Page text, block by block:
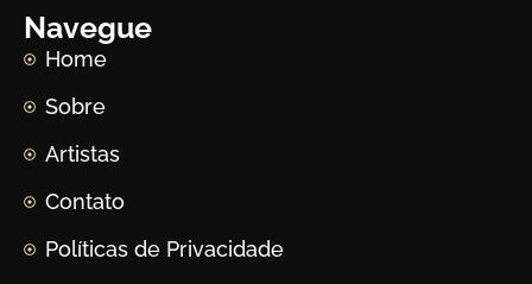
Navegue
Home
Sobre
Artistas
Contato
Políticas de Privacidade